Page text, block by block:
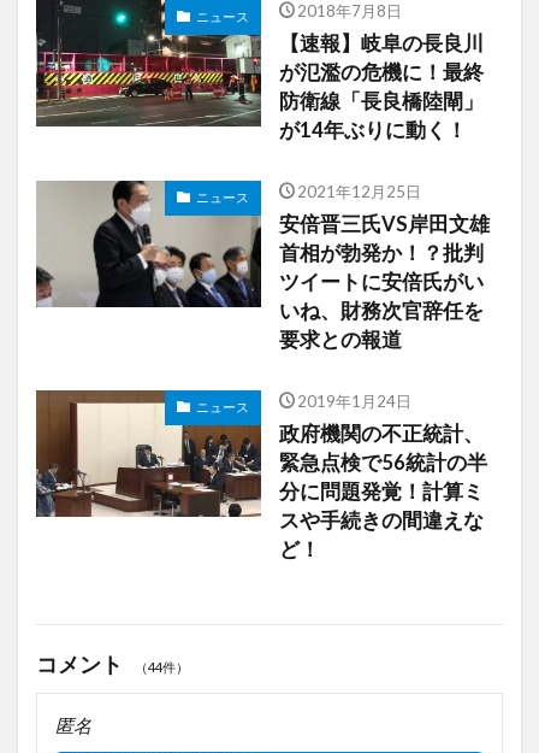
ニュース 2018年7月8日
【速報】岐阜の長良川
が氾濫の危機に！最終
防衛線「長良橋陸閘」
が14年ぶりに動く！
ニュース 2021年12月25日
安倍晋三氏VS岸田文雄
首相が勃発か！？批判
ツイートに安倍氏がい
いね、財務次官辞任を
要求との報道
ニュース 2019年1月24日
政府機関の不正統計、
緊急点検で56統計の半
分に問題発覚！計算ミ
スや手続きの間違えな
ど！
コメント （44件）
匿名